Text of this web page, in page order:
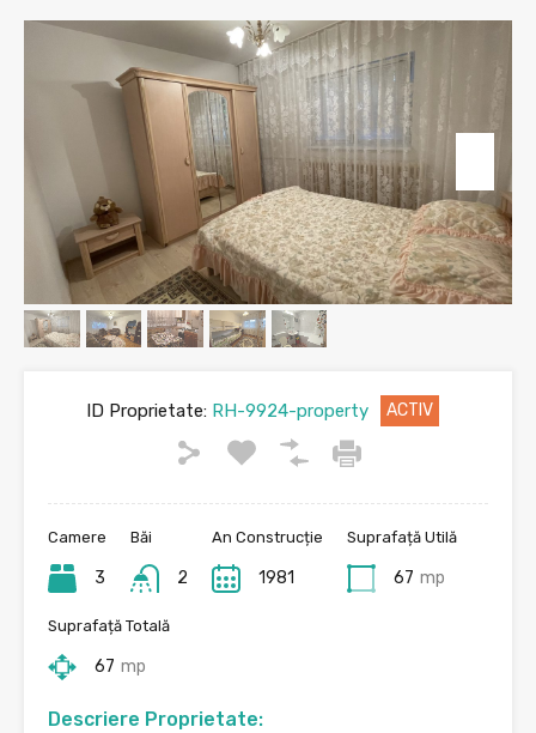
ID Proprietate:RH-9924-property ACTIV
Camere
3
Băi
2
An Construcție
1981
Suprafață Utilă
67 mp
Suprafață Totală
67 mp
Descriere Proprietate: